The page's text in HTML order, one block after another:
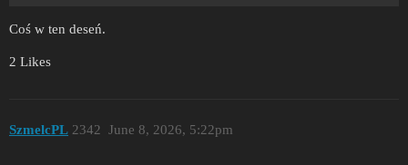
Coś w ten deseń.
2 Likes
SzmelcPL June 8, 2026, 5:22pm
2342